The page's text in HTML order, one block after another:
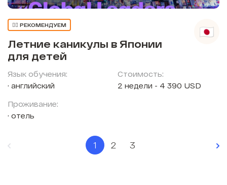
👍🏼 РЕКОМЕНДУЕМ
Летние каникулы в Японии
для детей
Язык обучения:
английский
Проживание:
отель
Стоимость:
2 недели - 4 390 USD
1 2 3